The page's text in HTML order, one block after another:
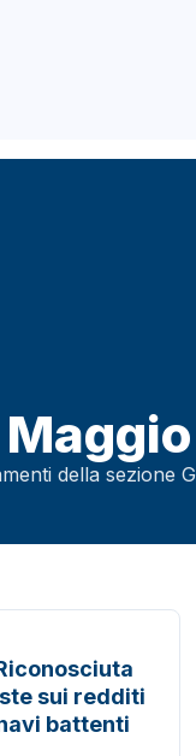
della sezione
sui redditi
battenti